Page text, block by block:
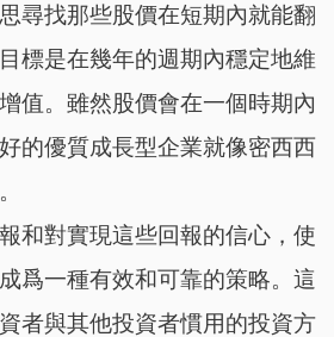
尋找那些股價在短期內就能翻
標是在幾年的週期內穩定地維
值。雖然股價會在一個時期內
的優質成長型企業就像密西西
和對實現這些回報的信心，使
爲一種有效和可靠的策略。這
者與其他投資者慣用的投資方